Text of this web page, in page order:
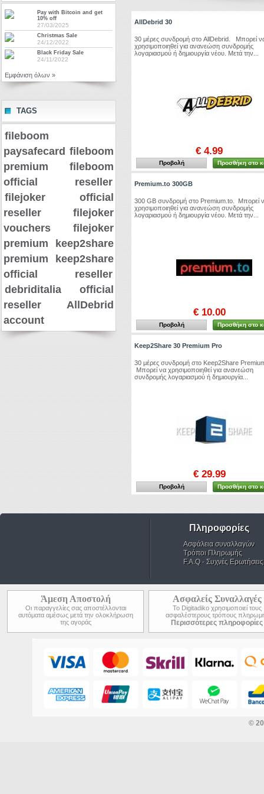
Pay with Bitcoin and get
10% off
27/03/2025
Christmas Sale
24/12/2022
Black Friday Sale
24/11/2022
Εμφάνιση όλων »
TAGS
fileboom
paysafecard fileboom
premium
fileboom
official reseller
filejoker official
reseller
filejoker
vouchers
filejoker
premium
keep2share
premium
keep2share
official reseller
debriditalia official
reseller
AllDebrid
account
AllDebrid 30
30 μέρες συνδρομή στο AllDebrid. Μπορεί
χρησιμοποιηθεί για ανανεώση συνδρομής
λογαριασμού ή δημιουργία νέου. Μετά την...
€ 4.99
Προβολή Προσθήκη στο
Premium.to 300GB
300 GB συνδρομή στο Premium.to. Μπορεί
χρησιμοποιηθεί για ανανεώση συνδρομής
λογαριασμού ή δημιουργία νέου. Μετά την...
€ 10.00
Προβολή Προσθήκη στο
Keep2Share 30 Premium Pro
30 μέρες συνδρομή στο Keep2Share
Μπορεί να χρησιμοποιηθεί για ανανεώση
συνδρομής λογαριασμού ή δημιουργία...
€ 29.99
Προβολή Προσθήκη στο
Πληροφορίες
Ασφάλεια συναλλαγών
Τρόποι Πληρωμής
F.A.Q - Συχνές Ερωτήσεις
Άμεση Αποστολή
Οι παραγγελίες σας αποστέλλονται
αυτόματα αμέσως μετά την ολοκλήρωση
της αγοράς
Ασφαλείς Συναλλαγές
Το Digitadiko χρησιμοποιεί τους
ασφαλέστερους τρόπους
Περισσότερες πληροφορίες
©